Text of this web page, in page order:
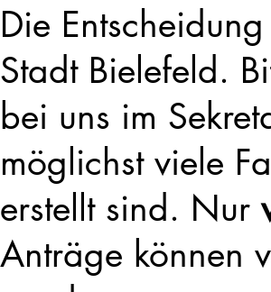
Die
Stadt Bielefeld.
bei uns im
möglichst viele
erstellt sind. Nur
Anträge können